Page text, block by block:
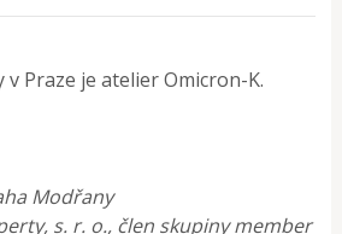
Praze je atelier Omicron-K.
Modřany
s. r. o., člen skupiny member